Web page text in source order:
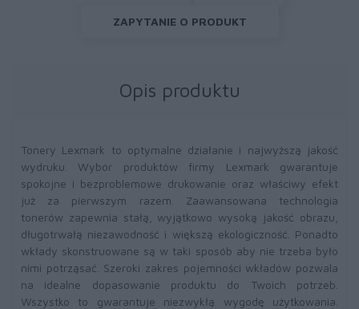
ZAPYTANIE O PRODUKT
Opis produktu
Tonery Lexmark to optymalne działanie i najwyższą jakość
wydruku. Wybór produktów firmy Lexmark gwarantuje
spokojne i bezproblemowe drukowanie oraz właściwy efekt
już za pierwszym razem. Zaawansowana technologia
tonerów zapewnia stałą, wyjątkowo wysoką jakość obrazu,
długotrwałą niezawodność i większą ekologiczność. Ponadto
wkłady skonstruowane są w taki sposób aby nie trzeba było
nimi potrząsać. Szeroki zakres pojemności wkładów pozwala
na idealne dopasowanie produktu do Twoich potrzeb.
Wszystko to gwarantuje niezwykłą wygodę użytkowania.